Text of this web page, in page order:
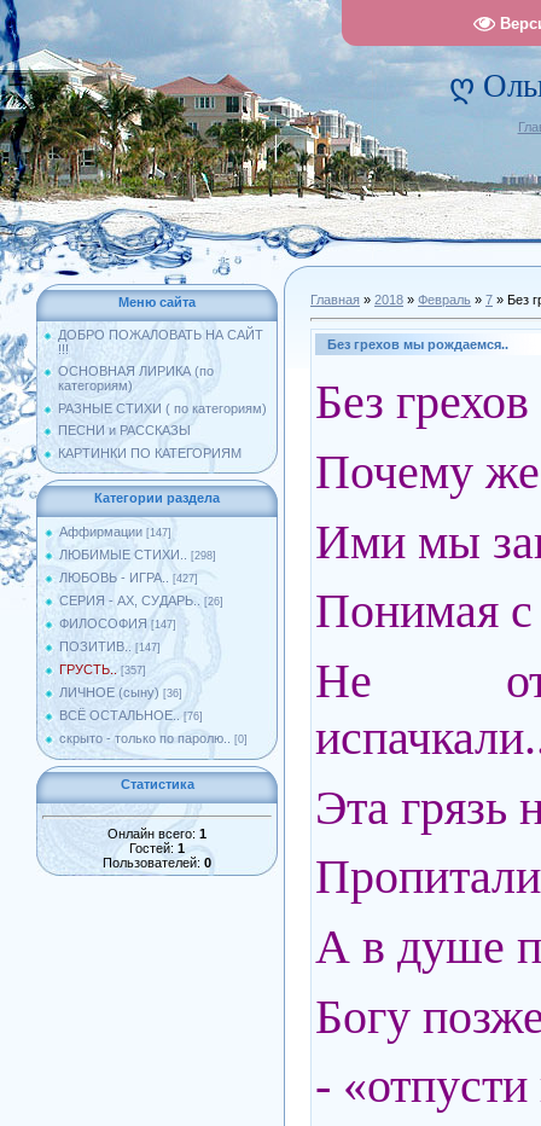
ღ
Меню сайта
ДОБРО ПОЖАЛОВАТЬ НА САЙТ
!!!
ОСНОВНАЯ ЛИРИКА (по
категориям)
РАЗНЫЕ СТИХИ ( по категориям)
ПЕСНИ и РАССКАЗЫ
КАРТИНКИ ПО КАТЕГОРИЯМ
Категории раздела
Аффирмации [147]
ЛЮБИМЫЕ СТИХИ.. [298]
ЛЮБОВЬ - ИГРА.. [427]
СЕРИЯ - АХ, СУДАРЬ.. [26]
ФИЛОСОФИЯ [147]
ПОЗИТИВ.. [147]
ГРУСТЬ.. [357]
ЛИЧНОЕ (сыну) [36]
ВСЁ ОСТАЛЬНОЕ.. [76]
скрыто - только по паролю.. [0]
Статистика
Онлайн всего: 1
Гостей: 1
Пользователей: 0
Главная » 2018 » Февраль » 7 » Без
Без грехов мы рождаемся..
Без
Почему
Ими мы
Понимая с
Не
Эта грязь
А в душе
Богу
-